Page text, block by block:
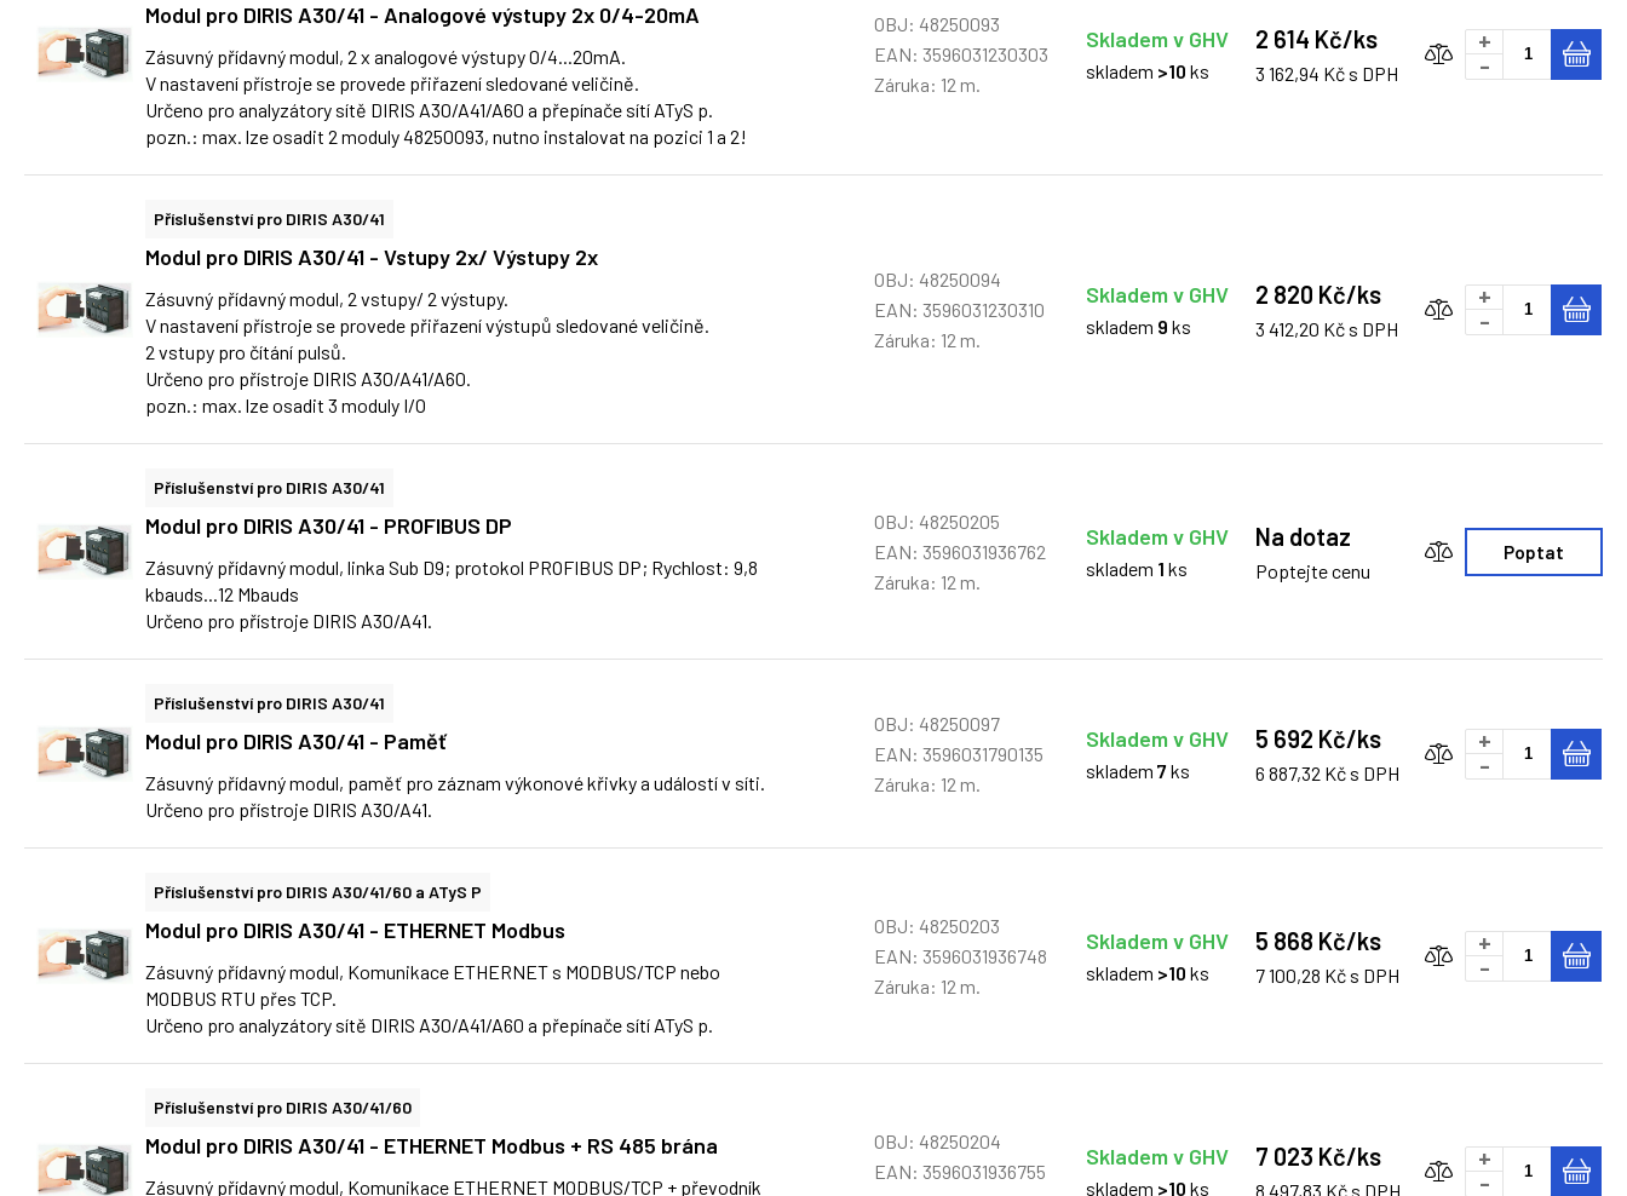
Modul pro DIRIS A30/41 - Analogové výstupy 2x 0/4-20mA
Zásuvný přídavný modul, 2 x analogové výstupy 0/4...20mA.
V nastavení přístroje se provede přiřazení sledované veličině.
Určeno pro analyzátory sítě DIRIS A30/A41/A60 a přepínače sítí ATyS p.
pozn.: max. lze osadit 2 moduly 48250093, nutno instalovat na pozici 1 a 2!
OBJ: 48250093
EAN: 3596031230303
Záruka: 12 m.
Skladem v GHV
skladem >10 ks
2 614 Kč/ks
3 162,94 Kč s DPH
+
-
Příslušenství pro DIRIS A30/41
Modul pro DIRIS A30/41 - Vstupy 2x/ Výstupy 2x
Zásuvný přídavný modul, 2 vstupy/ 2 výstupy.
V nastavení přístroje se provede přiřazení výstupů sledované veličině.
2 vstupy pro čítání pulsů.
Určeno pro přístroje DIRIS A30/A41/A60.
pozn.: max. lze osadit 3 moduly I/O
OBJ: 48250094
EAN: 3596031230310
Záruka: 12 m.
Skladem v GHV
skladem 9 ks
2 820 Kč/ks
3 412,20 Kč s DPH
+
-
Příslušenství pro DIRIS A30/41
Modul pro DIRIS A30/41 - PROFIBUS DP
Zásuvný přídavný modul, linka Sub D9; protokol PROFIBUS DP; Rychlost: 9,8
kbauds...12 Mbauds
Určeno pro přístroje DIRIS A30/A41.
OBJ: 48250205
EAN: 3596031936762
Záruka: 12 m.
Skladem v GHV
skladem 1 ks
Na dotaz
Poptejte cenu
Poptat
Příslušenství pro DIRIS A30/41
Modul pro DIRIS A30/41 - Paměť
Zásuvný přídavný modul, paměť pro záznam výkonové křivky a událostí v síti.
Určeno pro přístroje DIRIS A30/A41.
OBJ: 48250097
EAN: 3596031790135
Záruka: 12 m.
Skladem v GHV
skladem 7ks
5 692 Kč/ks
6 887,32 Kč s DPH
+
-
Příslušenství pro DIRIS A30/41/60 a ATyS P
Modul pro DIRIS A30/41 - ETHERNET Modbus
Zásuvný přídavný modul, Komunikace ETHERNET s MODBUS/TCP nebo
MODBUS RTU přes TCP.
Určeno pro analyzátory sítě DIRIS A30/A41/A60 a přepínače sítí ATyS p.
OBJ: 48250203
EAN: 3596031936748
Záruka: 12 m.
Skladem v GHV
skladem >10 ks
5 868 Kč/ks
7 100,28 Kč s DPH
+
-
Příslušenství pro DIRIS A30/41/60
Modul pro DIRIS A30/41 - ETHERNET Modbus + RS 485 brána
Zásuvný přídavný modul, Komunikace ETHERNET MODBUS/TCP + převodník
OBJ: 48250204
EAN: 3596031936755
Skladem v GHV
skladem >10 ks
7 023 Kč/ks
8 497,83 Kč s DPH
+
-